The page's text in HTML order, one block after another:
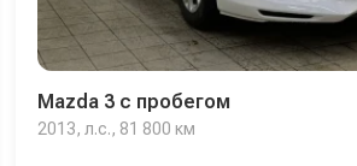
Mazda 3 с пробегом
2013, л.с., 81 800 км